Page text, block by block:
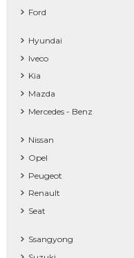
Ford
Hyundai
Iveco
Kia
Mazda
Mercedes - Benz
Nissan
Opel
Peugeot
Renault
Seat
Ssangyong